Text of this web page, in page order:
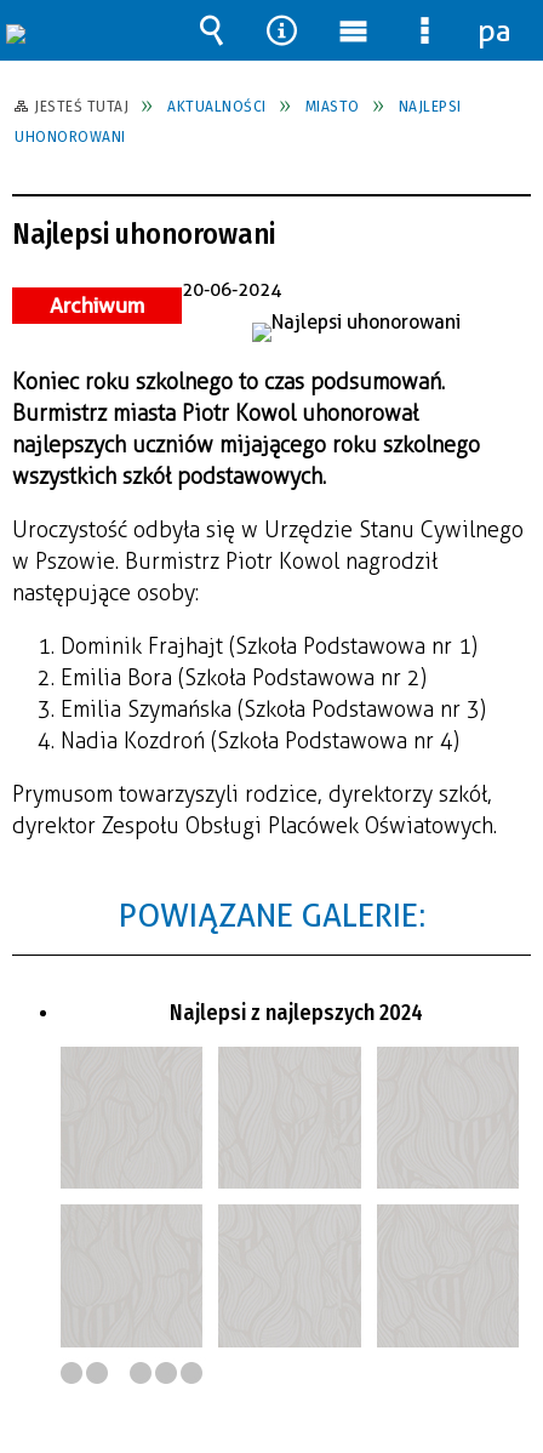
JESTEŚ TUTAJ AKTUALNOŚCI MIASTO
NAJLEPSI
UHONOROWANI
Najlepsi uhonorowani
Archiwum
20-06-2024
Koniec roku szkolnego to czas podsumowań.
Burmistrz miasta Piotr Kowol uhonorował
najlepszych uczniów mijającego roku szkolnego
wszystkich szkół podstawowych.
Uroczystość odbyła się w Urzędzie Stanu Cywilnego
w Pszowie. Burmistrz Piotr Kowol nagrodził
następujące osoby:
Dominik Frajhajt (Szkoła Podstawowa nr 1)
Emilia Bora (Szkoła Podstawowa nr 2)
Emilia Szymańska (Szkoła Podstawowa nr 3)
Nadia Kozdroń (Szkoła Podstawowa nr 4)
Prymusom towarzyszyli rodzice, dyrektorzy szkół,
dyrektor Zespołu Obsługi Placówek Oświatowych.
POWIĄZANE GALERIE:
Najlepsi z najlepszych 2024
Wyszukiwarka
Narzędzia
Menu
główne
Menu